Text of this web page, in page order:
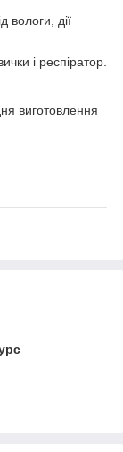
вологи, дії
і респіратор.
виготовлення